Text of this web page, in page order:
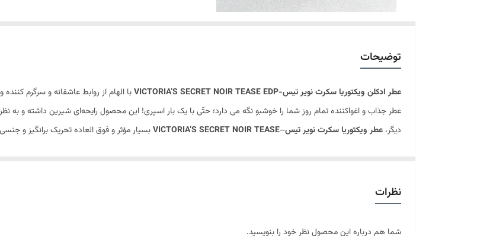
توضیحات
عطر ادکلن ویکتوریا سکرت نویر تیس-VICTORIA’S SECRET NOIR TEASE EDP
با الهام از روابط عاشقانه و سرگرم
عطر جذاب و اغواکننده تمام روز شما را خوشبو نگه می دارد؛ حتّی با یک بار اسپری! این محصول رایحه‌ای شیرین داشته و
دیگر، عطر ویکتوریا سکرت نویر تیس–
VICTORIA’S SECRET NOIR TEASEبسیار مؤثر و فوق العاده تحریک برانگیز و
مدل آمریکایی می باشد.
مناسب: قرارهای عاشقانه
زنانه: شیرین
نظرات
شما هم درباره این محصول نظر خود را بنویسید.